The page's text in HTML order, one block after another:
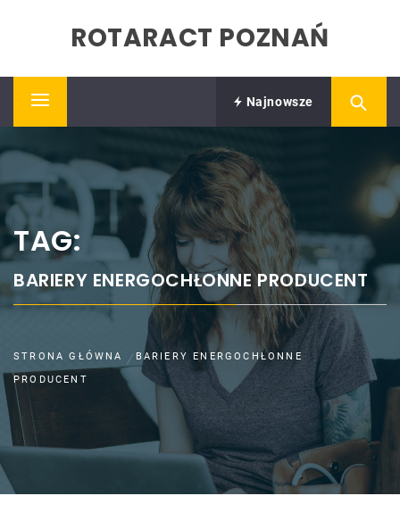
ROTARACT POZNAŃ
Primary
Najnowsze
TAG:
BARIERY ENERGOCHŁONNE PRODUCENT
STRONA GŁÓWNA
BARIERY ENERGOCHŁONNE
PRODUCENT